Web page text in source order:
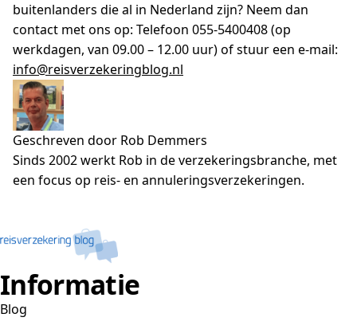
buitenlanders die al in Nederland zijn? Neem dan
contact met ons op: Telefoon 055-5400408 (op
werkdagen, van 09.00 – 12.00 uur) of stuur een e-mail:
info@reisverzekeringblog.nl
Geschreven door Rob Demmers
Sinds 2002 werkt Rob in de verzekeringsbranche, met
een focus op reis- en annuleringsverzekeringen.
Informatie
Blog